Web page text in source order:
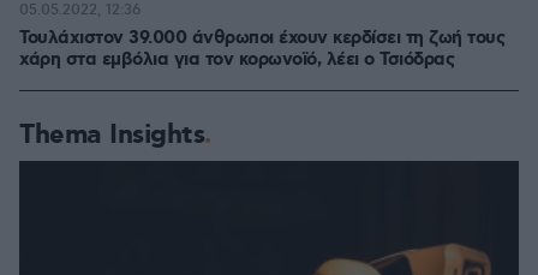
Τουλάχιστον 39.000 άνθρωποι έχουν κερδίσει τη ζωή τους
χάρη στα εμβόλια για τον κορωνοϊό, λέει ο Τσιόδρας
05.05.2022, 12:36
Thema Insights